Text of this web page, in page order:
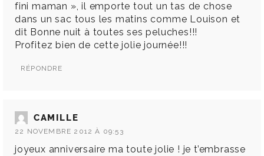
fini maman », il emporte tout un tas de chose
dans un sac tous les matins comme Louison et
dit Bonne nuit à toutes ses peluches!!!
Profitez bien de cette jolie journée!!!
RÉPONDRE
CAMILLE
22 NOVEMBRE 2012 À 09:53
joyeux anniversaire ma toute jolie ! je t’embrasse